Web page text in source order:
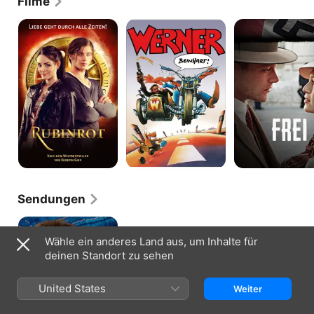
Rubinrot
Werner
-
Beinhart!
Frei
Sendungen
Levi
und
der
Träume
Wähle ein anderes Land aus, um Inhalte für
deinen Standort zu sehen
United States Weiter